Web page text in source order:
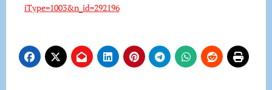
iType=1003&n_id=292196